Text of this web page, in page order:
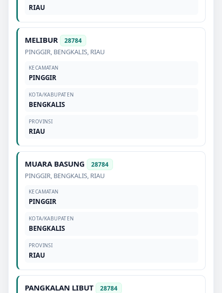
RIAU
MELIBUR 28784
PINGGIR, BENGKALIS, RIAU
KECAMATAN
PINGGIR
KOTA/KABUPATEN
BENGKALIS
PROVINSI
RIAU
MUARA BASUNG 28784
PINGGIR, BENGKALIS, RIAU
KECAMATAN
PINGGIR
KOTA/KABUPATEN
BENGKALIS
PROVINSI
RIAU
PANGKALAN LIBUT 28784